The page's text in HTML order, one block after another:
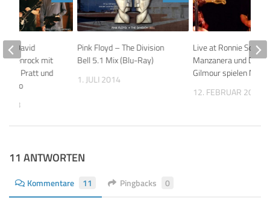
Pink Floyd – The Division
Bell 5.1 Mix (Blu-Ray)
1. JULI 2014
Live at Ronnie
Manzanera und David
Gilmour spielen
12. FEBRUAR 2009
David
mit
Guy Pratt und
2008
11 ANTWORTEN
Kommentare 11 Pingbacks 0